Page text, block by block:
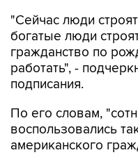
"Сейчас люди
богатые люди
гражданство по
работать", -
подписания.
По его словам,
воспользовались
американского